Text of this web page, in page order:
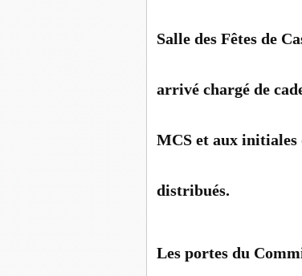
Salle des Fêtes de
arrivé chargé de
MCS et aux initiales
distribués.
Les portes du